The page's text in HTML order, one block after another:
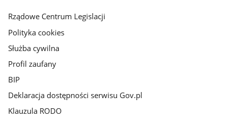
Rządowe Centrum Legislacji
Polityka cookies
Służba cywilna
Profil zaufany
BIP
Deklaracja dostępności serwisu Gov.pl
Klauzula RODO